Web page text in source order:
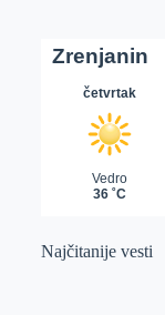
Najčitanije vesti